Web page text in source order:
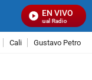
EN VIVO
Señal Visual Radio
Cali Gustavo Petro